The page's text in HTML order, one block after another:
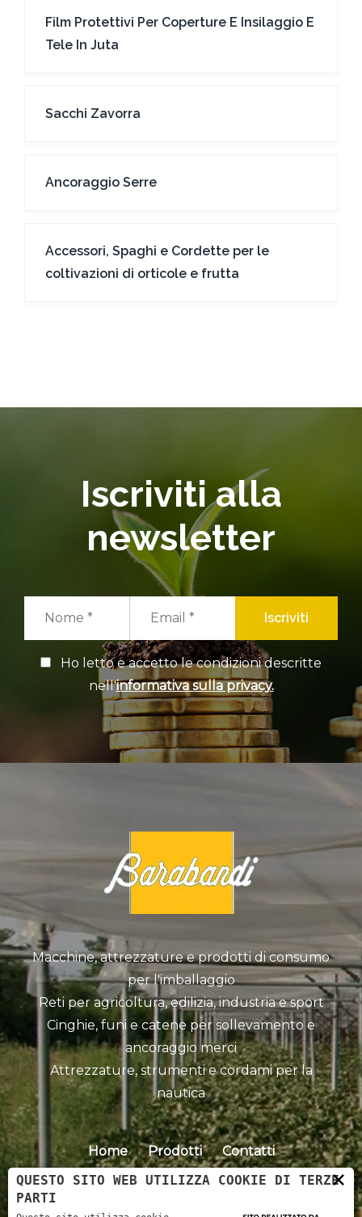
Film Protettivi Per Coperture E Insilaggio E
Tele In Juta
Sacchi Zavorra
Ancoraggio Serre
Accessori, Spaghi e Cordette per le
coltivazioni di orticole e frutta
Iscriviti alla
newsletter
Iscriviti
Ho letto e accetto le condizioni descritte
nell'informativa sulla privacy.
Macchine, attrezzature e prodotti di consumo
per l'imballaggio
Reti per agricoltura, edilizia, industria e sport
Cinghie, funi e catene per sollevamento e
ancoraggio merci
Attrezzature, strumenti e cordami per la
nautica
Home Prodotti Contatti
×
QUESTO SITO WEB UTILIZZA COOKIE DI TERZE
PARTI